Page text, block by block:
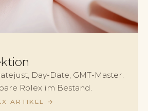
Day-Date, GMT-Master.
Rolex im Bestand.
ARTIKEL →